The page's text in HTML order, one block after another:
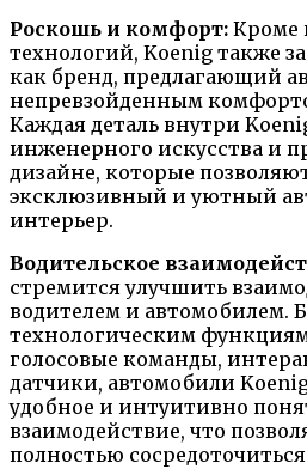
Роскошь и комфорт: Кроме
технологий, Koenig также
как бренд, предлагающий
непревзойденным
Каждая деталь внутри
инженерного искусства и
дизайне, которые
эксклюзивный и уютный
интерьер.
Водительское
стремится улучшить
водителем и автомобилем.
технологическим
голосовые команды,
датчики, автомобили
удобное и интуитивно
взаимодействие, что
полностью